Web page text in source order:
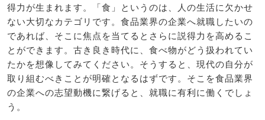
得力が生まれます。「食」というのは、人の生活に欠かせ
ない大切なカテゴリです。食品業界の企業へ就職したいの
であれば、そこに焦点を当てるとさらに説得力を高めるこ
とができます。古き良き時代に、食べ物がどう扱われてい
たかを想像してみてください。そうすると、現代の自分が
取り組むべきことが明確となるはずです。そこを食品業界
の企業への志望動機に繋げると、就職に有利に働くでしょ
う。